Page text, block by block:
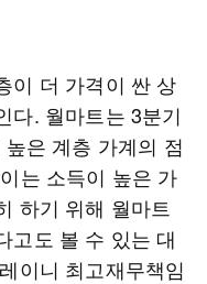
이 더 가격이 싼 상
다. 월마트는 3분기
은 계층 가계의 점
는 소득이 높은 가
하기 위해 월마트
고도 볼 수 있는 대
이니 최고재무책임